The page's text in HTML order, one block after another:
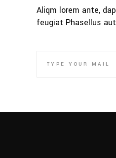
Aliqm lorem ante,
feugiat Phasellus